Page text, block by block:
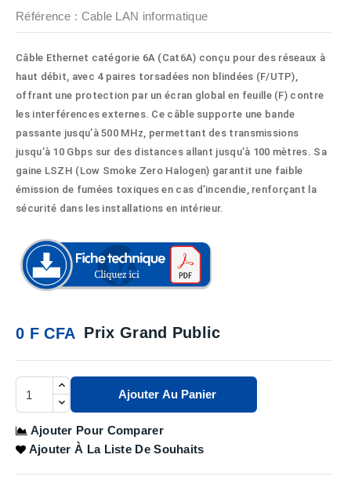
Référence : Cable LAN informatique
Câble Ethernet catégorie 6A (Cat6A) conçu pour des réseaux à
haut débit, avec 4 paires torsadées non blindées (F/UTP),
offrant une protection par un écran global en feuille (F) contre
les interférences externes. Ce câble supporte une bande
passante jusqu’à 500 MHz, permettant des transmissions
jusqu’à 10 Gbps sur des distances allant jusqu’à 100 mètres. Sa
gaine LSZH (Low Smoke Zero Halogen) garantit une faible
émission de fumées toxiques en cas d’incendie, renforçant la
sécurité dans les installations en intérieur.
0 F CFA Prix Grand Public
Ajouter Au Panier
Ajouter Pour Comparer
Ajouter À La Liste De Souhaits